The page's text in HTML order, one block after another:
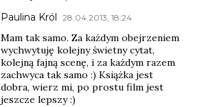
Paulina Król 28.04.2013, 18:24
Mam tak samo. Za każdym obejrzeniem
wychwytuję kolejny świetny cytat,
kolejną fajną scenę, i za każdym razem
zachwyca tak samo :) Książka jest
dobra, wierz mi, po prostu film jest
jeszcze lepszy :)